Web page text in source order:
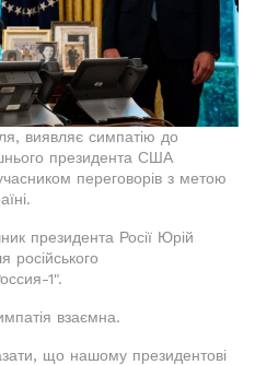
виявляє симпатію до
президента США
переговорів з метою
президента Росії Юрій
російського
1".
взаємна.
що нашому президентові